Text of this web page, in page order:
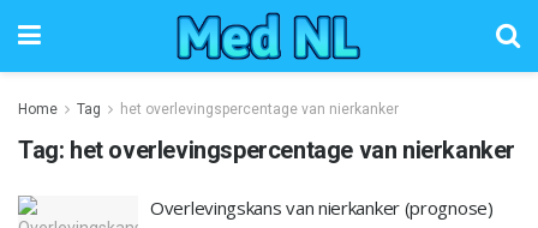
Home Tag het overlevingspercentage van nierkanker
Tag: het overlevingspercentage van nierkanker
Overlevingskans van nierkanker (prognose)